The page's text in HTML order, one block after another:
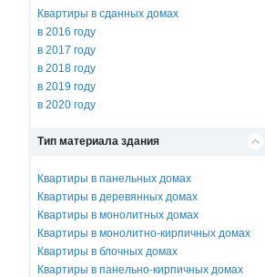
Квартиры в сданных домах
в 2016 году
в 2017 году
в 2018 году
в 2019 году
в 2020 году
Тип материала здания
Квартиры в панельных домах
Квартиры в деревянных домах
Квартиры в монолитных домах
Квартиры в монолитно-кирпичных домах
Квартиры в блочных домах
Квартиры в панельно-кирпичных домах